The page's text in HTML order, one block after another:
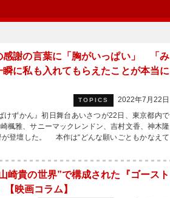
感謝の言葉に「胸がいっぱい」 「み
に私も入れてもらえたことが本当に
TOPICS
2022年7月22日
ずかん』初日舞台あいさつが22日、東京都内で
楓雅、サニーマックレンドン、吉村文香、神木隆
が登壇した。 本作は“どんな願いごともかなえて
崎貴の世界”で構成された『ゴースト
映画コラム】